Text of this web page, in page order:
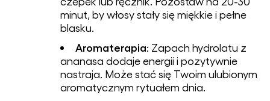
minut, by włosy stały się miękkie i pełne
blasku.
Aromaterapia: Zapach hydrolatu z
ananasa dodaje energii i pozytywnie
nastraja. Może stać się Twoim ulubionym
aromatycznym rytuałem dnia.